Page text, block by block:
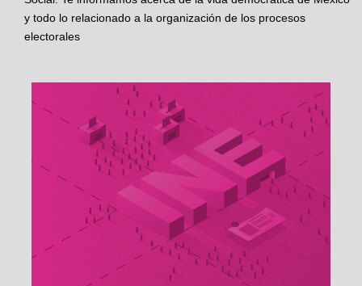
y todo lo relacionado a la organización de los procesos
electorales